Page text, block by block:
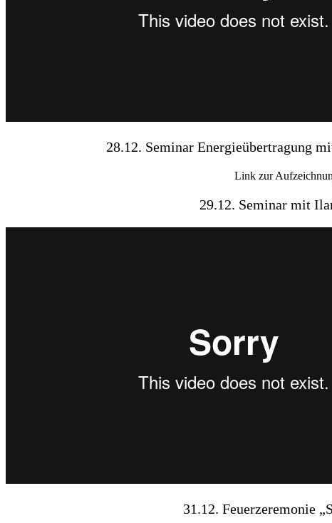
28.12. Seminar Energieübertragung
Link zur
29.12. Seminar mit
31.12. Feuerzeremonie